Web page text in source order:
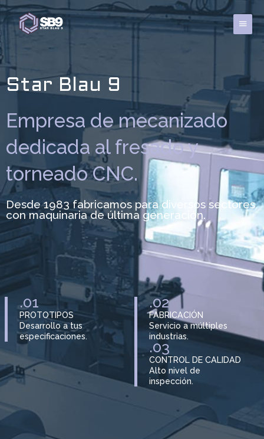
Ir
contenido
Menú
Star Blau 9
Empresa de mecanizado
dedicada al fresado y
torneado CNC.
Desde 1983 fabricamos para diversos sectores
con maquinaria de última generación.
.01
PROTOTIPOS
Desarrollo a tus
especificaciones.
.02
FABRICACIÓN
Servicio a múltiples
industrias.
.03
CONTROL DE CALIDAD
Alto nivel de
inspección.